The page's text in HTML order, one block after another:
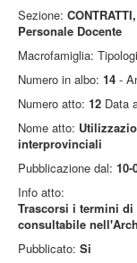
Sezione:
Personale Docente
Macrofamiglia:
Numero in albo: 14 -
Numero atto: 12 Data
Nome atto:
interprovinciali
Pubblicazione dal: 10-
Info atto:
Trascorsi i termini
consultabile
Pubblicato: Si